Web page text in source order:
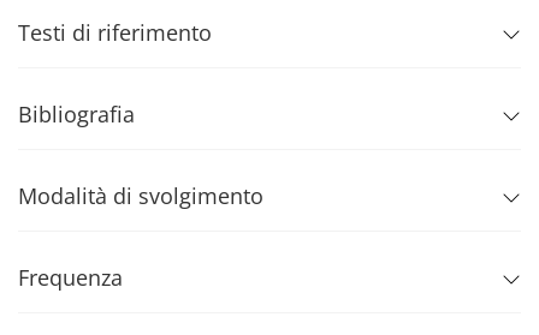
Testi di riferimento
Bibliografia
Modalità di svolgimento
Frequenza